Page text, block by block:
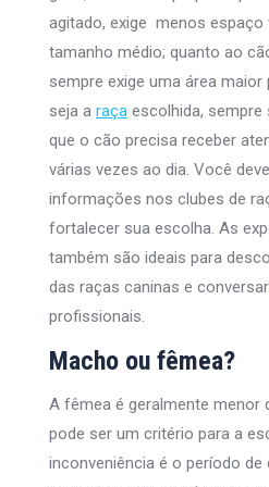
agitado, exige menos espaço
tamanho médio; quanto ao
sempre exige uma área maior
seja a raça escolhida, sempre
que o cão precisa receber
várias vezes ao dia. Você
informações nos clubes de
fortalecer sua escolha. As
também são ideais para
das raças caninas e
profissionais.
Macho ou fêmea?
A fêmea é geralmente menor
pode ser um critério para a
inconveniência é o período